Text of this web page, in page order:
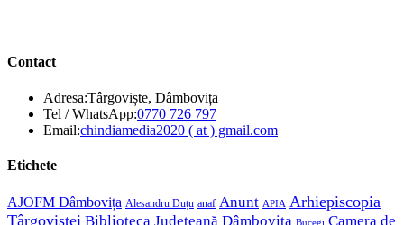
Contact
Adresa:Târgoviște, Dâmbovița
Tel / WhatsApp:0770 726 797Opens
in
Email:chindiamedia2020 ( at ) gmail.comOpens
Etichete
AJOFM Dâmbovița Alesandru Duțu anaf Anunt APIA Arhiepiscopia
Târgoviștei Biblioteca Județeană Dâmbovița Bucegi Camera de